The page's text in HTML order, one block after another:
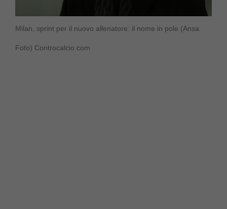
Milan, sprint per il nuovo allenatore: il nome in pole (Ansa
Foto) Controcalcio.com